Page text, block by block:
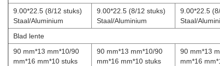
9.00*22.5 (8/12 stuks)
Staal/Aluminium
9.00*22.5 (8/12 stuks)
Staal/Aluminium
9.00*22.5
Staal/
Blad lente
90 mm*13 mm*10/90
mm*16 mm*10 stuks
90 mm*13 mm*10/90
mm*16 mm*10 stuks
90 mm*13
mm*16